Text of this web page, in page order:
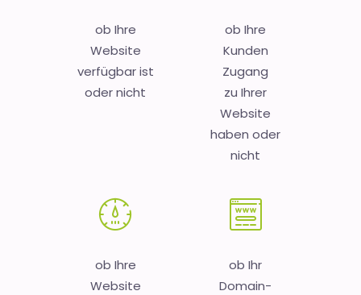
ob Ihre
Website
verfügbar ist
oder nicht
ob Ihre
Kunden
Zugang
zu Ihrer
Website
haben oder
nicht
ob Ihre
Website
ob Ihr
Domain-